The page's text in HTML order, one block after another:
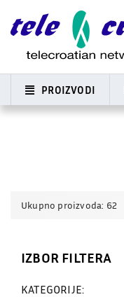
PROIZVODI
Ukupno proizvoda: 62
IZBOR FILTERA
KATEGORIJE: